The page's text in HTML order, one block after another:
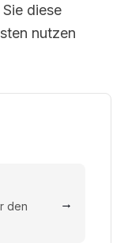
diese
nutzen
den
→